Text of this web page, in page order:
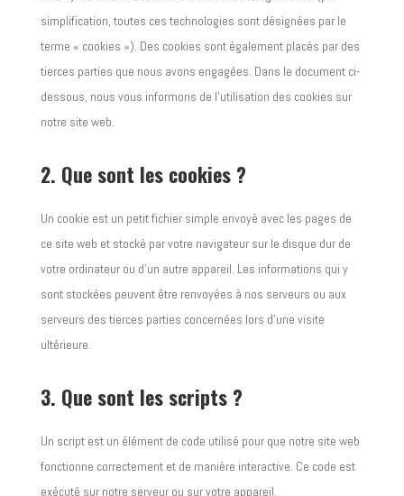
simplification, toutes ces technologies sont désignées par le
terme « cookies »). Des cookies sont également placés par des
tierces parties que nous avons engagées. Dans le document ci-
dessous, nous vous informons de l’utilisation des cookies sur
notre site web.
2. Que sont les cookies ?
Un cookie est un petit fichier simple envoyé avec les pages de
ce site web et stocké par votre navigateur sur le disque dur de
votre ordinateur ou d’un autre appareil. Les informations qui y
sont stockées peuvent être renvoyées à nos serveurs ou aux
serveurs des tierces parties concernées lors d’une visite
ultérieure.
3. Que sont les scripts ?
Un script est un élément de code utilisé pour que notre site web
fonctionne correctement et de manière interactive. Ce code est
exécuté sur notre serveur ou sur votre appareil.